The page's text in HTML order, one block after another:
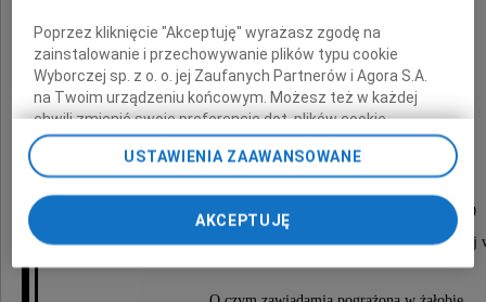
Pozostawił w głębokim bólu
Najbliższą Rodzinę i Przyjaciół
Uroczystości pogrzebowe odbędą się
dnia 23 listopada 2020 roku o godzinie 13.30
na Cmentarzu Komunalnym "Doły" przy ulicy Smutnej
Poprzez kliknięcie "Akceptuję" wyrażasz zgodę na
zainstalowanie i przechowywanie plików typu cookie
Wyborczej sp. z o. o. jej Zaufanych Partnerów i Agora S.A.
na Twoim urządzeniu końcowym. Możesz też w każdej
chwili zmienić swoje preferencje dot. plików cookie,
ponownie wywołując narzędzie do zarządzania Twoimi
preferencjami dot. przetwarzania danych poprzez
odnośnik „Ustawienia prywatności” w stopce serwisu i
przechodząc do sekcji „Ustawienia zaawansowane”.
Zmiana ustawień plików cookie możliwa jest także za
pomocą ustawień przeglądarki.
My, nasi Zaufani Partnerzy i Agora S.A. możemy
USTAWIENIA ZAAWANSOWANE
AKCEPTUJĘ